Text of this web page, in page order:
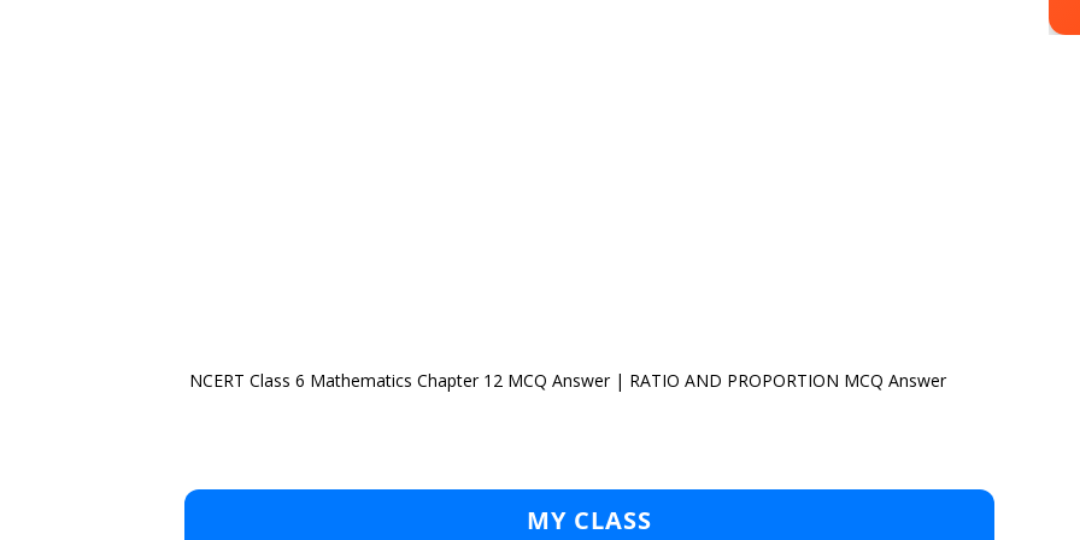
NCERT Class 6 Mathematics Chapter 12 MCQ Answer | RATIO AND PROPORTION MCQ Answer
MY CLASS